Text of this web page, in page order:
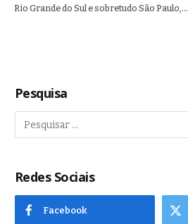
Rio Grande do Sul e sobretudo São Paulo,…
Pesquisa
Redes Sociais
Facebook